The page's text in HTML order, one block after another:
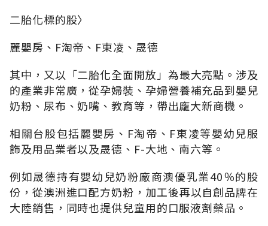
二胎化標的股〉
麗嬰房、F淘帝、F東凌、晟德
其中，又以「二胎化全面開放」為最大亮點。涉及
的產業非常廣，從孕婦裝、孕婦營養補充品到嬰兒
奶粉、尿布、奶嘴、教育等，帶出龐大新商機。
相關台股包括麗嬰房、F淘帝、F東凌等嬰幼兒服
飾及用品業者以及晟德、F-大地、南六等。
例如晟德持有嬰幼兒奶粉廠商澳優乳業40％的股
份，從澳洲進口配方奶粉，加工後再以自創品牌在
大陸銷售，同時也提供兒童用的口服液劑藥品。